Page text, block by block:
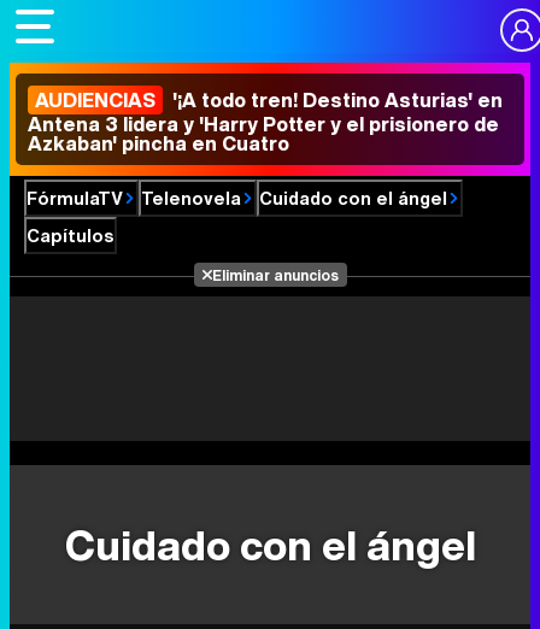
AUDIENCIAS '¡A todo tren! Destino Asturias' en
Antena 3 lidera y 'Harry Potter y el prisionero de
Azkaban' pincha en Cuatro
FórmulaTV Telenovela
Cuidado con el ángel
Capítulos
Eliminar anuncios
Cuidado con el ángel